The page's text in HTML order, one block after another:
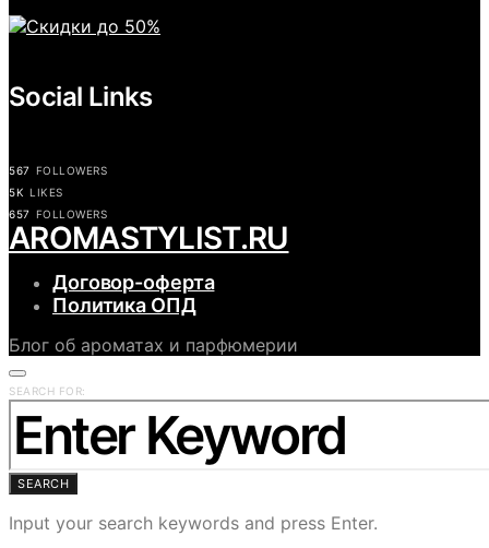
Social Links
567 FOLLOWERS
5K LIKES
657 FOLLOWERS
АROMASTYLIST.RU
Договор-оферта
Политика ОПД
Блог об ароматах и парфюмерии
SEARCH FOR:
SEARCH
Input your search keywords and press Enter.